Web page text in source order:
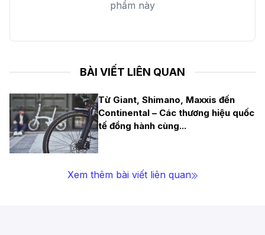
phẩm này
BÀI VIẾT LIÊN QUAN
Từ Giant, Shimano, Maxxis đến
Continental – Các thương hiệu quốc
tế đồng hành cùng...
Xem thêm bài viết liên quan